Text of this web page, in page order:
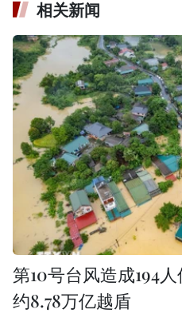
相关新闻
第10号台风造成194
约8.78万亿越盾